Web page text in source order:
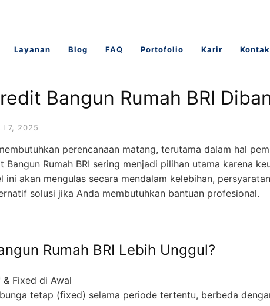
Layanan Blog FAQ Portofolio Karir Kontak
Bangun Rumah BRI
7, 2025
perencanaan matang, terutama dalam hal
Rumah BRI sering menjadi pilihan utama karena
ini akan mengulas secara mendalam kelebihan,
solusi jika Anda membutuhkan bantuan profesional.
Rumah BRI Lebih Unggul?
Fixed di Awal
tetap (fixed) selama periode tertentu, berbeda